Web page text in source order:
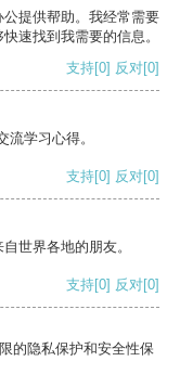
提供帮助。我经常需要
速找到我需要的信息。
支持[0] 反对[0]
学习心得。
支持[0] 反对[0]
世界各地的朋友。
支持[0] 反对[0]
的隐私保护和安全性保